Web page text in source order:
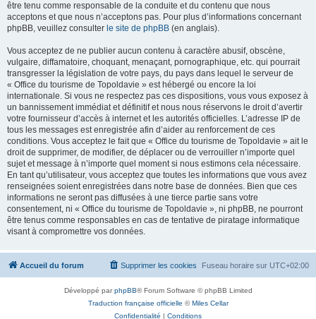
être tenu comme responsable de la conduite et du contenu que nous
acceptons et que nous n’acceptons pas. Pour plus d’informations concernant
phpBB, veuillez consulter le site de phpBB (en anglais).
Vous acceptez de ne publier aucun contenu à caractère abusif, obscène,
vulgaire, diffamatoire, choquant, menaçant, pornographique, etc. qui pourrait
transgresser la législation de votre pays, du pays dans lequel le serveur de
« Office du tourisme de Topoldavie » est hébergé ou encore la loi
internationale. Si vous ne respectez pas ces dispositions, vous vous exposez à
un bannissement immédiat et définitif et nous nous réservons le droit d’avertir
votre fournisseur d’accès à internet et les autorités officielles. L’adresse IP de
tous les messages est enregistrée afin d’aider au renforcement de ces
conditions. Vous acceptez le fait que « Office du tourisme de Topoldavie » ait le
droit de supprimer, de modifier, de déplacer ou de verrouiller n’importe quel
sujet et message à n’importe quel moment si nous estimons cela nécessaire.
En tant qu’utilisateur, vous acceptez que toutes les informations que vous avez
renseignées soient enregistrées dans notre base de données. Bien que ces
informations ne seront pas diffusées à une tierce partie sans votre
consentement, ni « Office du tourisme de Topoldavie », ni phpBB, ne pourront
être tenus comme responsables en cas de tentative de piratage informatique
visant à compromettre vos données.
Accueil du forum Fuseau horaire sur UTC+02:00
Supprimer les cookies
Développé parphpBB® Forum Software © phpBB Limited
Traduction française officielle ©Miles Cellar
Confidentialité | Conditions